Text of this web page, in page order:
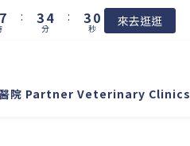
7
6
3
2
:
3
2
4
3
0
分
:
3
2
1
0
秒 來去逛逛
醫院 Partner Veterinary Clinics